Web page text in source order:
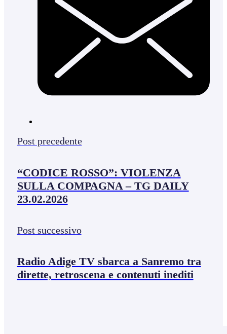
Post precedente
“CODICE ROSSO”: VIOLENZA
SULLA COMPAGNA – TG DAILY
23.02.2026
Post successivo
Radio Adige TV sbarca a Sanremo tra
dirette, retroscena e contenuti inediti